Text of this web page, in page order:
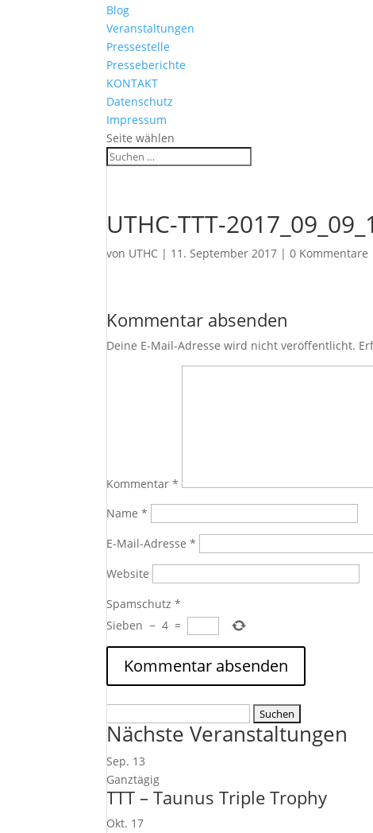
Blog
Veranstaltungen
Pressestelle
Presseberichte
KONTAKT
Datenschutz
Impressum
Seite wählen
UTHC-TTT-
von UTHC | 11. September 2017 |0 Kommentare
Kommentar absenden
Deine E-Mail-Adresse wird nicht veröffentlicht.
Kommentar*
Name*
E-Mail-Adresse*
Website
Spamschutz *
Sieben − 4 =
nach:
Nächste Veranstaltungen
Sep. 13
Ganztägig
TTT – Taunus Triple Trophy
Okt. 17